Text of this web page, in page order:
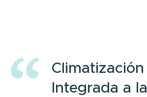
Climatización
Integrada a la